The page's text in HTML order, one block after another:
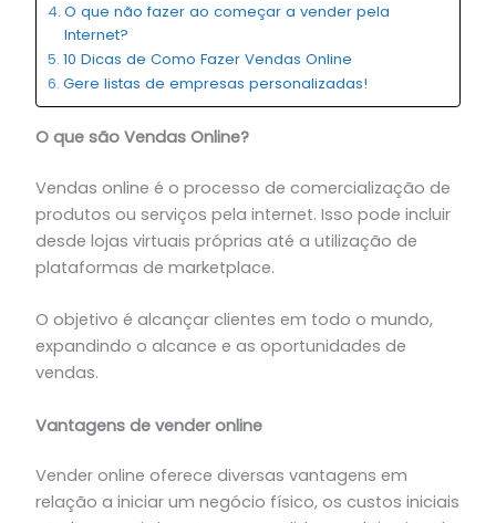
O que não fazer ao começar a vender pela
Internet?
10 Dicas de Como Fazer Vendas Online
Gere listas de empresas personalizadas!
O que são Vendas Online?
Vendas online é o processo de comercialização de
produtos ou serviços pela internet. Isso pode incluir
desde lojas virtuais próprias até a utilização de
plataformas de marketplace.
O objetivo é alcançar clientes em todo o mundo,
expandindo o alcance e as oportunidades de
vendas.
Vantagens de vender online
Vender online oferece diversas vantagens em
relação a iniciar um negócio físico, os custos iniciais